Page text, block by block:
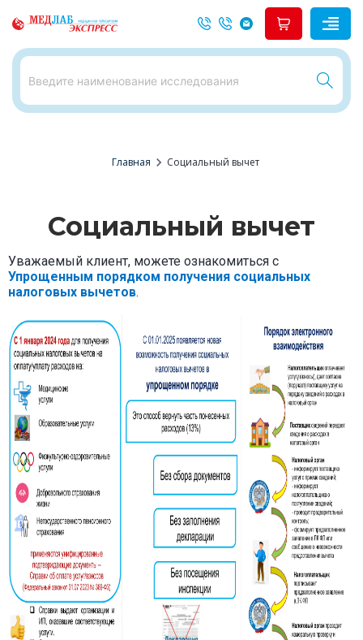
Главная chevron_right Социальный вычет
Социальный вычет
Уважаемый клиент, можете ознакомиться с
Упрощенным порядком получения социальных
налоговых вычетов.